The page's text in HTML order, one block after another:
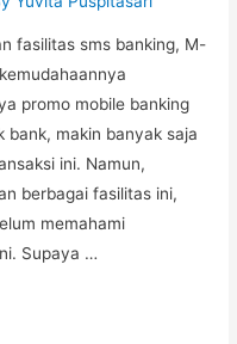
fasilitas sms banking, M-
promo mobile banking
bank, makin banyak saja
ini. Namun,
berbagai fasilitas ini,
memahami
Supaya …